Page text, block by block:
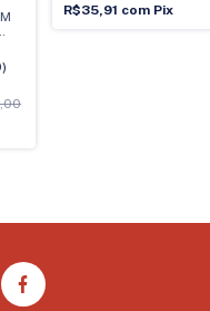
R$35,91 com Pix